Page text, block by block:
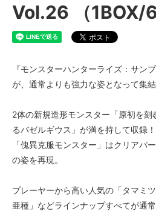
Vol.26 （1BOX/6
『モンスターハンターライズ：サン
が、通常よりも強力な姿となって集
2体の新規造形モンスター「原初を
るバゼルギウス」が満を持して収録！
「傀異克服モンスター」はクリアパ
の姿を再現。
プレーヤーから高い人気の「タマミ
亜種」などラインナップすべてが通